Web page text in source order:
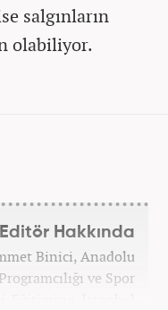
salgınların
olabiliyor.
Editör Hakkında
Binici, Anadolu
ve Spor
Eğitimine, İstanbul